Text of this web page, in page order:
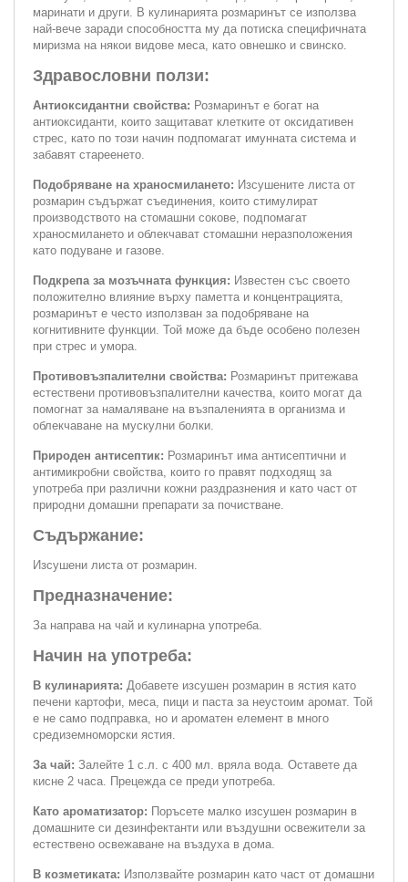
маринати и други. В кулинарията розмаринът се използва
най-вече заради способността му да потиска специфичната
миризма на някои видове меса, като овнешко и свинско.
Здравословни ползи:
Антиоксидантни свойства: Розмаринът е богат на
антиоксиданти, които защитават клетките от оксидативен
стрес, като по този начин подпомагат имунната система и
забавят стареенето.
Подобряване на храносмилането: Изсушените листа от
розмарин съдържат съединения, които стимулират
производството на стомашни сокове, подпомагат
храносмилането и облекчават стомашни неразположения
като подуване и газове.
Подкрепа за мозъчната функция: Известен със своето
положително влияние върху паметта и концентрацията,
розмаринът е често използван за подобряване на
когнитивните функции. Той може да бъде особено полезен
при стрес и умора.
Противовъзпалителни свойства: Розмаринът притежава
естествени противовъзпалителни качества, които могат да
помогнат за намаляване на възпаленията в организма и
облекчаване на мускулни болки.
Природен антисептик: Розмаринът има антисептични и
антимикробни свойства, които го правят подходящ за
употреба при различни кожни раздразнения и като част от
природни домашни препарати за почистване.
Съдържание:
Изсушени листа от розмарин.
Предназначение:
За направа на чай и кулинарна употреба.
Начин на употреба:
В кулинарията: Добавете изсушен розмарин в ястия като
печени картофи, меса, пици и паста за неустоим аромат. Той
е не само подправка, но и ароматен елемент в много
средиземноморски ястия.
За чай: Залейте 1 с.л. с 400 мл. вряла вода. Оставете да
кисне 2 часа. Прецежда се преди употреба.
Като ароматизатор: Поръсете малко изсушен розмарин в
домашните си дезинфектанти или въздушни освежители за
естествено освежаване на въздуха в дома.
В козметиката: Използвайте розмарин като част от домашни